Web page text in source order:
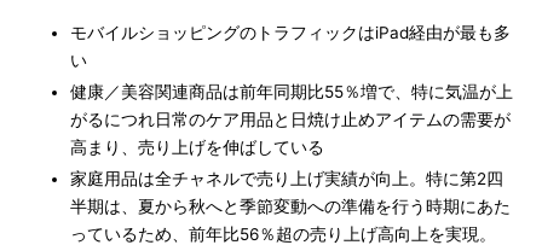
モバイルショッピングのトラフィックはiPad経由が最も多
い
健康／美容関連商品は前年同期比55％増で、特に気温が上
がるにつれ日常のケア用品と日焼け止めアイテムの需要が
高まり、売り上げを伸ばしている
家庭用品は全チャネルで売り上げ実績が向上。特に第2四
半期は、夏から秋へと季節変動への準備を行う時期にあた
っているため、前年比56％超の売り上げ高向上を実現。